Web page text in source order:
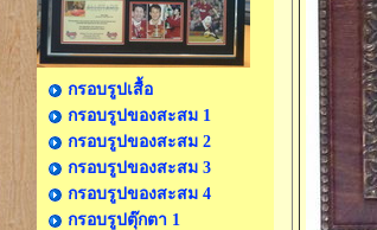
กรอบรูปเสื้อ
กรอบรูปของสะสม 1
กรอบรูปของสะสม 2
กรอบรูปของสะสม 3
กรอบรูปของสะสม 4
กรอบรูปตุ๊กตา 1